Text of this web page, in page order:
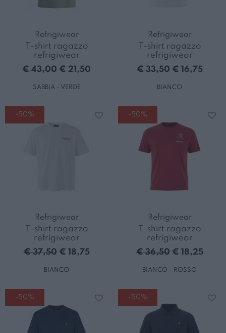
Refrigiwear
T-shirt ragazzo
refrigiwear
€ 43,00 € 21,50
SABBIA - VERDE
Refrigiwear
T-shirt ragazzo
refrigiwear
€ 33,50 € 16,75
BIANCO
-50%
Refrigiwear
T-shirt ragazzo
refrigiwear
€ 37,50 € 18,75
BIANCO
-50%
Refrigiwear
T-shirt ragazzo
refrigiwear
€ 36,50 € 18,25
BIANCO - ROSSO
-50% -50%